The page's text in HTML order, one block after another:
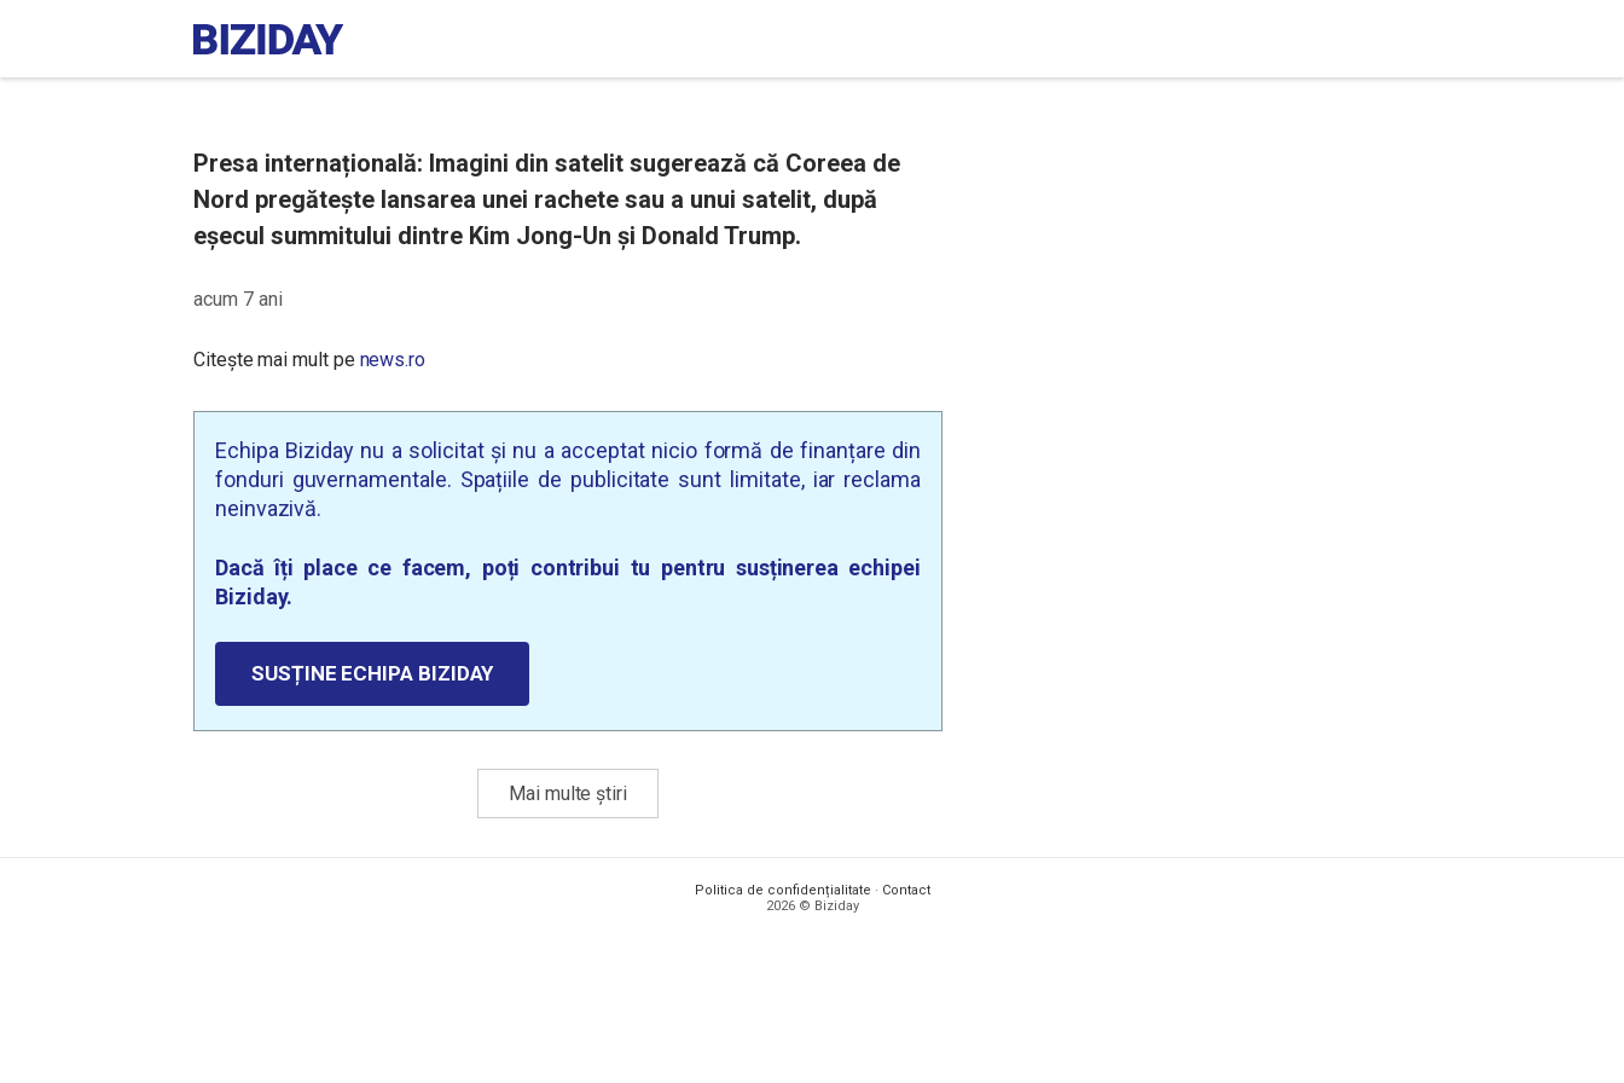
Presa internațională: Imagini din satelit sugerează că Coreea de
Nord pregăteşte lansarea unei rachete sau a unui satelit, după
eşecul summitului dintre Kim Jong-Un şi Donald Trump.
acum 7 ani
Citește mai mult pe news.ro
Echipa Biziday nu a solicitat și nu a acceptat nicio formă de finanțare din
fonduri guvernamentale. Spațiile de publicitate sunt limitate, iar reclama
neinvazivă.
Dacă îți place ce facem, poți contribui tu pentru susținerea echipei
Biziday.
SUSȚINE ECHIPA BIZIDAY
Mai multe știri
Politica de confidențialitate · Contact
2026 © Biziday